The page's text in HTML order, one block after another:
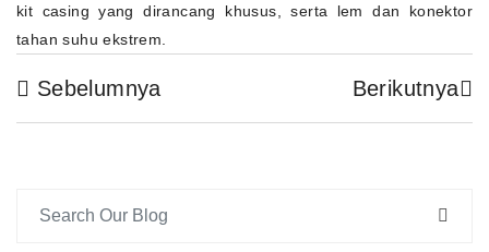
kit casing yang dirancang khusus, serta lem dan konektor
tahan suhu ekstrem.
Sebelumnya Berikutnya